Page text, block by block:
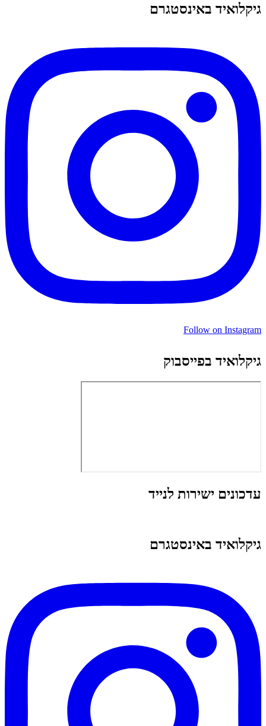
גיקלואיד באינסטגרם
Follow on Instagram
גיקלואיד בפייסבוק
עדכונים ישירות לנייד
גיקלואיד באינסטגרם